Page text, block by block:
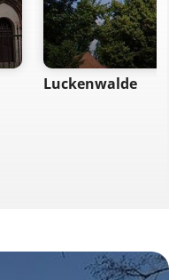
Luckenwalde